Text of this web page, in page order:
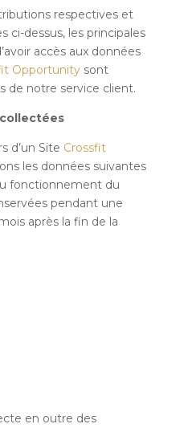
respectives et
ci-dessus, les principales
accès aux données
Opportunitysont
de notre service client.
d’un Site Crossfit
les données suivantes
fonctionnement du
pendant une
après la fin de la
en outre des